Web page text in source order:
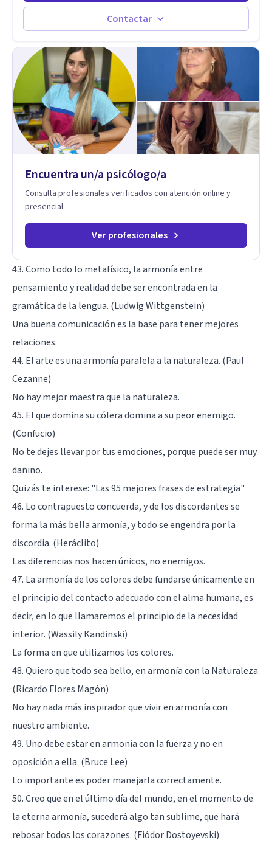
agenda tu sesión y empecemos a trabajar juntos.
Estableciendo metas a corto y largo plazo, es vital para la
vida de cada uno tener su propia vision.
Contactar
Encuentra un/a psicólogo/a
Consulta profesionales verificados con atención online y
presencial.
Ver profesionales
43. Como todo lo metafísico, la armonía entre
pensamiento y realidad debe ser encontrada en la
gramática de la lengua. (Ludwig Wittgenstein)
Una buena comunicación es la base para tener mejores
relaciones.
44. El arte es una armonía paralela a la naturaleza. (Paul
Cezanne)
No hay mejor maestra que la naturaleza.
45. El que domina su cólera domina a su peor enemigo.
(Confucio)
No te dejes llevar por tus emociones, porque puede ser muy
dañino.
Quizás te interese: "Las 95 mejores frases de estrategia"
46. Lo contrapuesto concuerda, y de los discordantes se
forma la más bella armonía, y todo se engendra por la
discordia. (Heráclito)
Las diferencias nos hacen únicos, no enemigos.
47. La armonía de los colores debe fundarse únicamente en
el principio del contacto adecuado con el alma humana, es
decir, en lo que llamaremos el principio de la necesidad
interior. (Wassily Kandinski)
La forma en que utilizamos los colores.
48. Quiero que todo sea bello, en armonía con la Naturaleza.
(Ricardo Flores Magón)
No hay nada más inspirador que vivir en armonía con
nuestro ambiente.
49. Uno debe estar en armonía con la fuerza y no en
oposición a ella. (Bruce Lee)
Lo importante es poder manejarla correctamente.
50. Creo que en el último día del mundo, en el momento de
la eterna armonía, sucederá algo tan sublime, que hará
rebosar todos los corazones. (Fiódor Dostoyevski)